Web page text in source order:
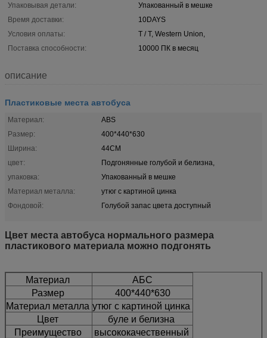
Упаковывая детали:
Упакованный в мешке
Время доставки:
10DAYS
Условия оплаты:
T / T, Western Union,
Поставка способности:
10000 ПК в месяц
описание
Пластиковые места автобуса
Материал:
ABS
Размер:
400*440*630
Ширина:
44CM
цвет:
Подгонянные голубой и белизна,
упаковка:
Упакованный в мешке
Материал металла:
утюг с картиной цинка
Фондовой:
Голубой запас цвета доступный
Цвет места автобуса нормального размера
пластикового материала можно подгонять
Материал
АБС
Размер
400*440*630
Материал металла утюг с картиной цинка
Цвет
буле и белизна
Преимущество
высококачественный